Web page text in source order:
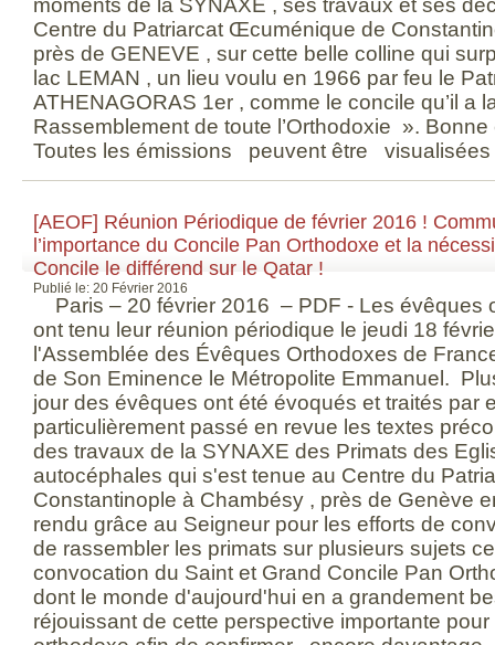
Centre du Patriarcat Œcuménique de
près de GENEVE , sur cette belle colline qui
lac LEMAN , un lieu voulu en 1966 par feu le
ATHENAGORAS 1er , comme le concile qu’il a
Rassemblement de toute l’Orthodoxie ».
Toutes les émissions peuvent être
[AEOF] Réunion Périodique de février 2016 !
l’importance du Concile Pan Orthodoxe et la
Concile le différend sur le Qatar !
Publié le: 20 Février 2016
Paris – 20 février 2016 – PDF - Les évêques
ont tenu leur réunion périodique le jeudi 18
l'Assemblée des Évêques Orthodoxes de
de Son Eminence le Métropolite Emmanuel.
jour des évêques ont été évoqués et traités par
particulièrement passé en revue les textes
des travaux de la SYNAXE des Primats des
autocéphales qui s'est tenue au Centre du
Constantinople à Chambésy , près de Genève
rendu grâce au Seigneur pour les efforts de
de rassembler les primats sur plusieurs sujets
convocation du Saint et Grand Concile Pan
dont le monde d'aujourd'hui en a grandement
réjouissant de cette perspective importante pour